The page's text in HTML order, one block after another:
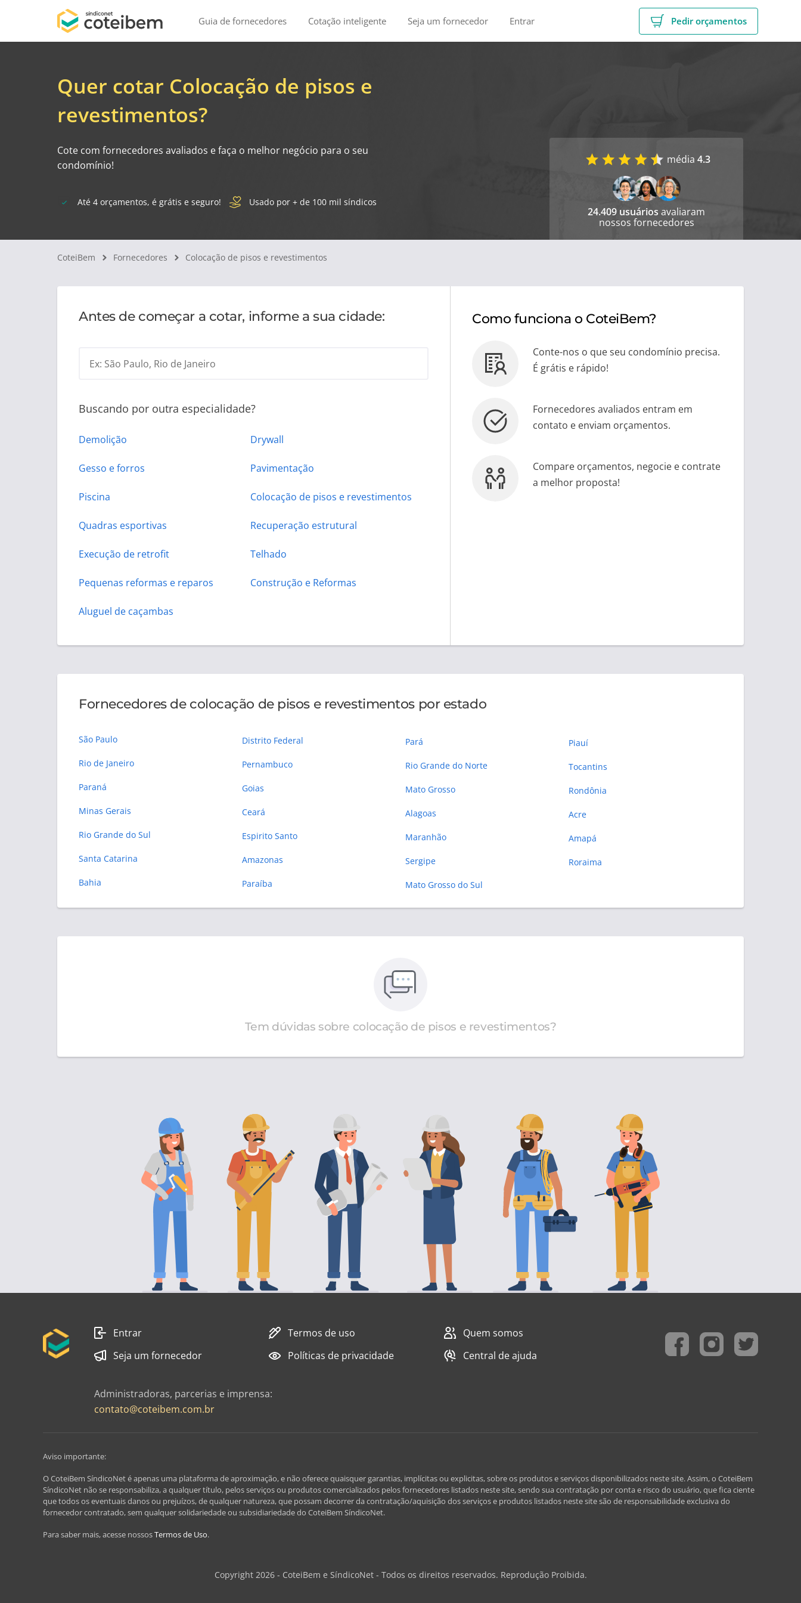
Guia de fornecedores Cotação inteligente Seja um fornecedor Entrar Pedir orçamentos
Quer cotar Colocação de pisos e
revestimentos?
Cote com fornecedores avaliados e faça o melhor negócio para o seu
condomínio!
Até 4 orçamentos, é grátis e seguro! Usado por + de 100 mil síndicos
média 4.3
24.409 usuários avaliaram
nossos fornecedores
CoteiBem Fornecedores Colocação de pisos e revestimentos
Antes de começar a cotar, informe a sua cidade:
Ex: São Paulo, Rio de Janeiro
Buscando por outra especialidade?
Demolição Drywall
Gesso e forros Pavimentação
Piscina Colocação de pisos e revestimentos
Quadras esportivas Recuperação estrutural
Execução de retrofit Telhado
Pequenas reformas e reparos Construção e Reformas
Aluguel de caçambas
Como funciona o CoteiBem?
Conte-nos o que seu condomínio precisa.
É grátis e rápido!
Fornecedores avaliados entram em
contato e enviam orçamentos.
Compare orçamentos, negocie e contrate
a melhor proposta!
Fornecedores de colocação de pisos e revestimentos por estado
São Paulo
Rio de Janeiro
Paraná
Minas Gerais
Rio Grande do Sul
Santa Catarina
Bahia
Distrito Federal
Pernambuco
Goias
Ceará
Espirito Santo
Amazonas
Paraíba
Pará
Rio Grande do Norte
Mato Grosso
Alagoas
Maranhão
Sergipe
Mato Grosso do Sul
Piauí
Tocantins
Rondônia
Acre
Amapá
Roraima
Tem dúvidas sobre colocação de pisos e revestimentos?
Entrar
Seja um fornecedor
Termos de uso
Políticas de privacidade
Quem somos
Central de ajuda
Administradoras, parcerias e imprensa:
contato@coteibem.com.br
Aviso importante:
O CoteiBem SíndicoNet é apenas uma plataforma de aproximação, e não oferece quaisquer garantias, implícitas ou explicitas, sobre os produtos e serviços disponibilizados neste site. Assim, o CoteiBem
SíndicoNet não se responsabiliza, a qualquer título, pelos serviços ou produtos comercializados pelos fornecedores listados neste site, sendo sua contratação por conta e risco do usuário, que fica ciente
que todos os eventuais danos ou prejuízos, de qualquer natureza, que possam decorrer da contratação/aquisição dos serviços e produtos listados neste site são de responsabilidade exclusiva do
fornecedor contratado, sem qualquer solidariedade ou subsidiariedade do CoteiBem SíndicoNet.
Para saber mais, acesse nossosTermos de Uso.
Copyright 2026 - CoteiBem e SíndicoNet - Todos os direitos reservados. Reprodução Proibida.